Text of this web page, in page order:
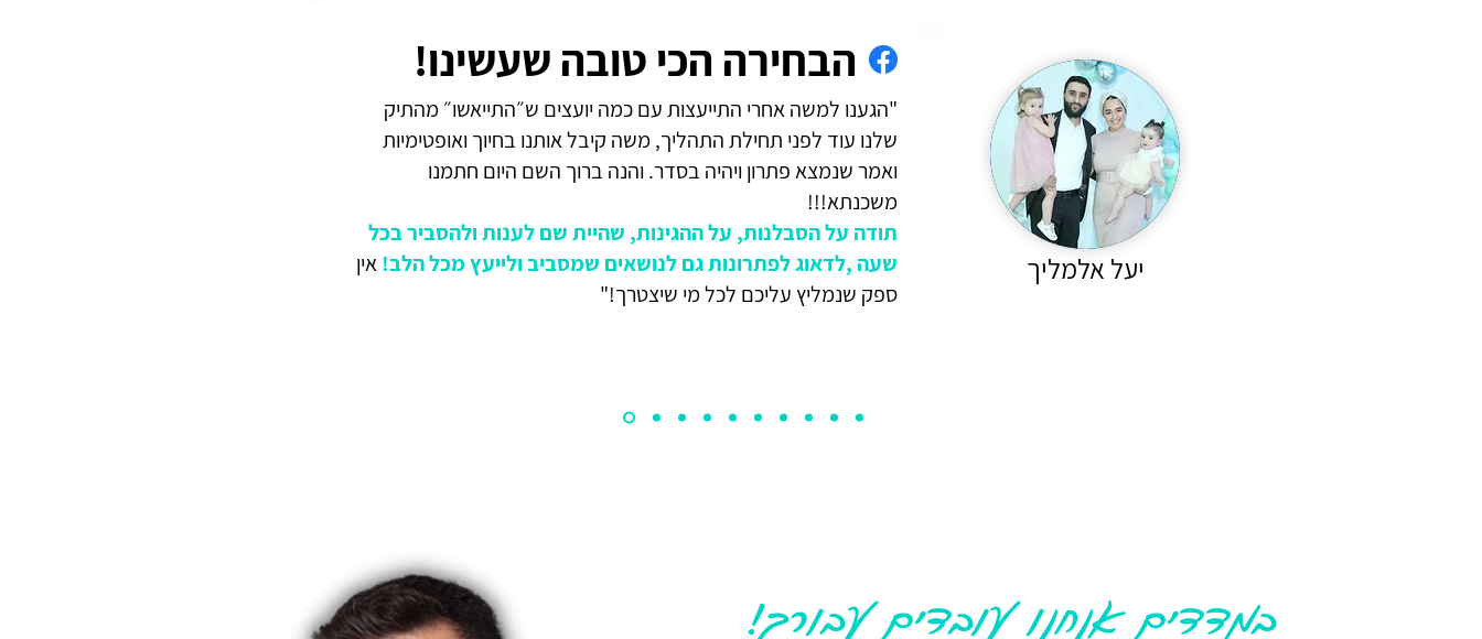
הבחירה הכי טובה שעשינו!
"הגענו למשה אחרי התייעצות עם כמה יועצים ש״התייאשו״ מהתיק
שלנו עוד לפני תחילת התהליך, משה קיבל אותנו בחיוך ואופטימיות
ואמר שנמצא פתרון ויהיה בסדר. והנה ברוך השם היום חתמנו
משכנתא!!!
תודה על הסבלנות, על ההגינות, שהיית שם לענות ולהסביר בכל
שעה ,לדאוג לפתרונות גם לנושאים שמסביב ולייעץ מכל הלב!אין
ספק שנמליץ עליכם לכל מי שיצטרך!"
יעל אלמליך